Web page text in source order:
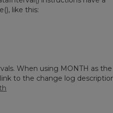
like this:
When using MONTH as the
to the change log